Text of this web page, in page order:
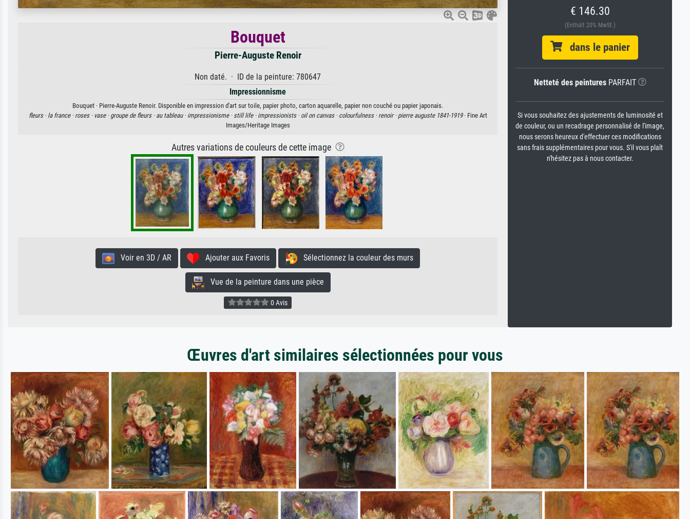
Bouquet
Pierre-Auguste Renoir
Non daté. · ID de la peinture: 780647
Impressionnisme
Bouquet · Pierre-Auguste Renoir. Disponible en impression d'art sur toile, papier photo, carton aquarelle, papier non couché ou papier japonais.
fleurs · la france · roses · vase · groupe de fleurs · au tableau · impressionisme · still life · impressionists · oil on canvas · colourfulness · renoir · pierre auguste 1841-1919· Fine Art
Images/Heritage Images
Autres variations de couleurs de cette image
Voir en 3D / AR Ajouter aux Favoris Sélectionnez la couleur des murs
Vue de la peinture dans une pièce
0 Avis
€ 146.30
(Enthält 20% MwSt.)
dans le panier
Netteté des peinturesPARFAIT
Si vous souhaitez des ajustements de luminosité et
de couleur, ou un recadrage personnalisé de l'image,
nous serons heureux d'effectuer ces modifications
sans frais supplémentaires pour vous. S'il vous plaît
n'hésitez pas à nous contacter.
Œuvres d'art similaires sélectionnées pour vous